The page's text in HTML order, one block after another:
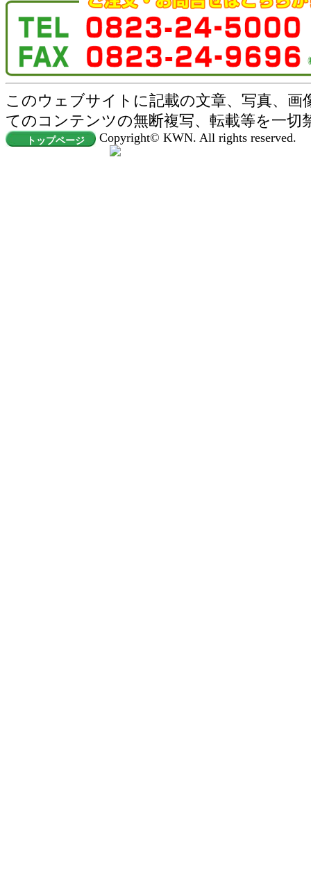
このウェブサイトに記載の文章、写真、画
てのコンテンツの無断複写、転載等を一切
トップページ Copyright© KWN. All rights reserved.